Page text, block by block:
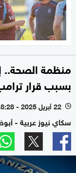
منظمة الصحة..
بسبب قرار
l 22 أبريل 2025 - 18:28 بتوقيت أبوظبي
سكاي نيوز عربية -